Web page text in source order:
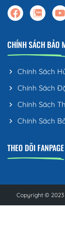
CHÍNH SÁCH BẢO
Chính Sách
Chính Sách
Chính Sách
Chính Sách
THEO DÕI FANPAGE
Copyright © 2023